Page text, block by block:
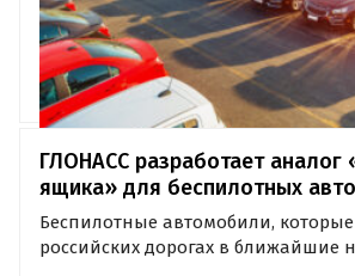
ГЛОНАСС разработает аналог
ящика» для беспилотных
Беспилотные автомобили,
российских дорогах в ближайшие